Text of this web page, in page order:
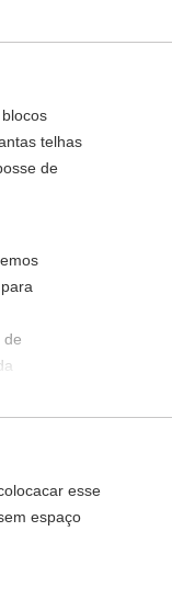
telhas
de
de
orcamento/94
esse
espaço